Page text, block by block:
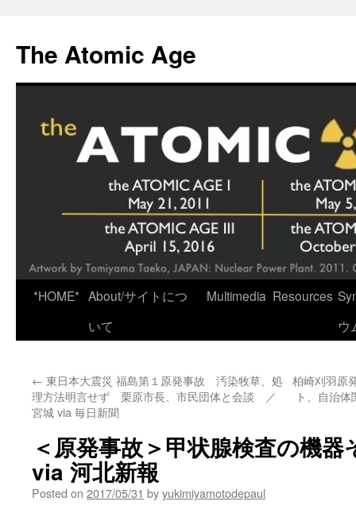
content
The Atomic Age
*HOME* About/サイトにつ
いて
Multimedia Resources
ウ
← 東日本大震災 福島第１原発事故 汚染牧草、処
理方法明言せず 栗原市長、市民団体と会談 ／
宮城 via 毎日新聞
柏崎刈羽原
ト、自治
＜原発事故＞甲状腺検査の機
via 河北新報
Posted on 2017/05/31 byyukimiyamotodepaul